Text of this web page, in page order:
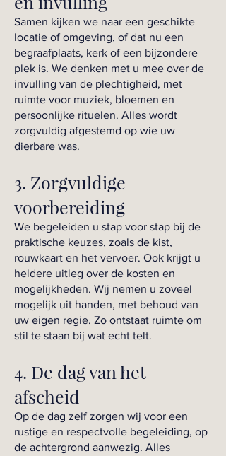
Samen kijken we naar een geschikte
locatie of omgeving, of dat nu een
begraafplaats, kerk of een bijzondere
plek is. We denken met u mee over de
invulling van de plechtigheid, met
ruimte voor muziek, bloemen en
persoonlijke rituelen. Alles wordt
zorgvuldig afgestemd op wie uw
dierbare was.
3. Zorgvuldige
voorbereiding
We begeleiden u stap voor stap bij de
praktische keuzes, zoals de kist,
rouwkaart en het vervoer. Ook krijgt u
heldere uitleg over de kosten en
mogelijkheden. Wij nemen u zoveel
mogelijk uit handen, met behoud van
uw eigen regie. Zo ontstaat ruimte om
stil te staan bij wat echt telt.
4. De dag van het
afscheid
Op de dag zelf zorgen wij voor een
rustige en respectvolle begeleiding, op
de achtergrond aanwezig. Alles